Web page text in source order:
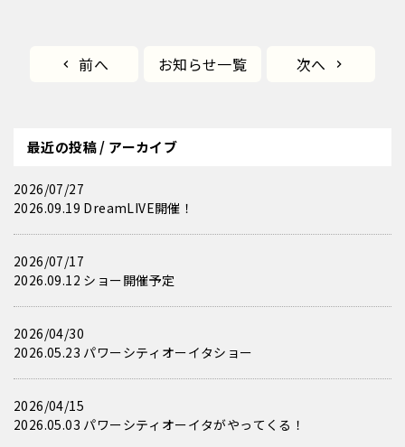
前へ お知らせ一覧 次へ
最近の投稿 / アーカイブ
2026/07/27
2026.09.19 DreamLIVE開催！
2026/07/17
2026.09.12 ショー開催予定
2026/04/30
2026.05.23 パワーシティオーイタショー
2026/04/15
2026.05.03 パワーシティオーイタがやってくる！